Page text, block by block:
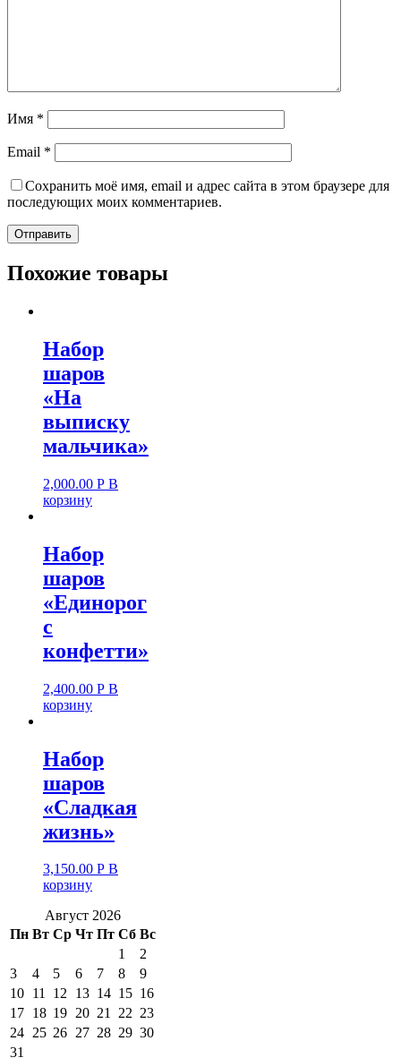
Имя *
Email *
Сохранить моё имя, email и адрес сайта в этом браузере для
последующих моих комментариев.
Похожие товары
Набор
шаров
«На
выписку
мальчика»
2,000.00 Р В
корзину
Набор
шаров
«Единорог
с
конфетти»
2,400.00 Р В
корзину
Набор
шаров
«Сладкая
жизнь»
3,150.00 Р В
корзину
Август 2026
Пн Вт Ср Чт Пт Сб Вс
1
2
3
4 5 6 7 8
9
10 11 12 13 14 15 16
17 18 19 20 21 22 23
24 25 26 27 28 29 30
31